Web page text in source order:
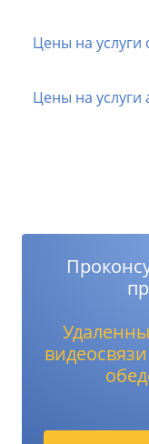
Цены на услуги
Цены на